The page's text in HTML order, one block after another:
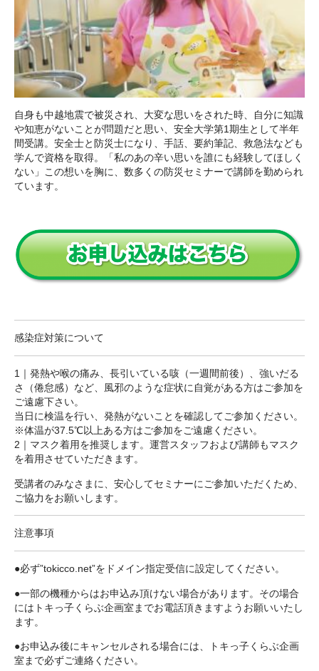
自身も中越地震で被災され、大変な思いをされた時、自分に知識
や知恵がないことが問題だと思い、安全大学第1期生として半年
間受講。安全士と防災士になり、手話、要約筆記、救急法なども
学んで資格を取得。「私のあの辛い思いを誰にも経験してほしく
ない」この想いを胸に、数多くの防災セミナーで講師を勤められ
ています。
感染症対策について
1｜発熱や喉の痛み、長引いている咳（一週間前後）、強いだる
さ（倦怠感）など、風邪のような症状に自覚がある方はご参加を
ご遠慮下さい。
当日に検温を行い、発熱がないことを確認してご参加ください。
※体温が37.5℃以上ある方はご参加をご遠慮ください。
2｜マスク着用を推奨します。運営スタッフおよび講師もマスク
を着用させていただきます。
受講者のみなさまに、安心してセミナーにご参加いただくため、
ご協力をお願いします。
注意事項
●必ず”tokicco.net”をドメイン指定受信に設定してください。
●一部の機種からはお申込み頂けない場合があります。その場合
にはトキっ子くらぶ企画室までお電話頂きますようお願いいたし
ます。
●お申込み後にキャンセルされる場合には、トキっ子くらぶ企画
室まで必ずご連絡ください。